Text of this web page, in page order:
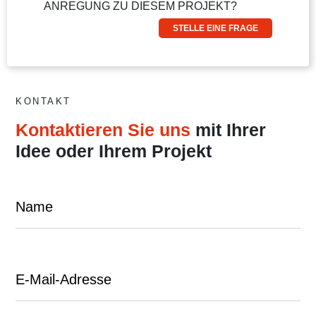
ANREGUNG ZU DIESEM PROJEKT?
STELLE EINE FRAGE
KONTAKT
Kontaktieren Sie uns mit Ihrer
Idee oder Ihrem Projekt